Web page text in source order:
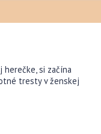
herečke, si začína
tresty v ženskej